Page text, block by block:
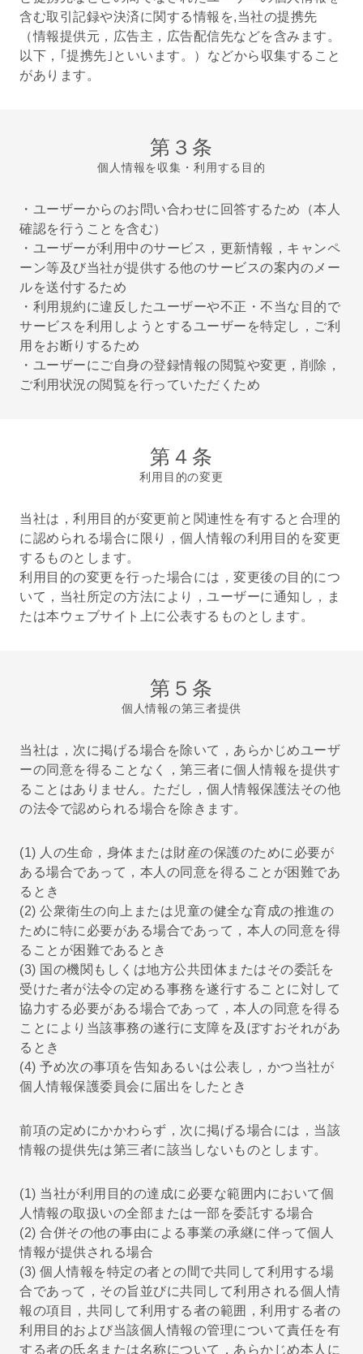
含む取引記録や決済に関する情報を,当社の提携先
（情報提供元，広告主，広告配信先などを含みます。
以下，｢提携先｣といいます。）などから収集すること
があります。
第３条
個人情報を収集・利用する目的
・ユーザーからのお問い合わせに回答するため（本人
確認を行うことを含む）
・ユーザーが利用中のサービス，更新情報，キャンペ
ーン等及び当社が提供する他のサービスの案内のメー
ルを送付するため
・利用規約に違反したユーザーや不正・不当な目的で
サービスを利用しようとするユーザーを特定し，ご利
用をお断りするため
・ユーザーにご自身の登録情報の閲覧や変更，削除，
ご利用状況の閲覧を行っていただくため
第４条
利用目的の変更
当社は，利用目的が変更前と関連性を有すると合理的
に認められる場合に限り，個人情報の利用目的を変更
するものとします。
利用目的の変更を行った場合には，変更後の目的につ
いて，当社所定の方法により，ユーザーに通知し，ま
たは本ウェブサイト上に公表するものとします。
第５条
個人情報の第三者提供
当社は，次に掲げる場合を除いて，あらかじめユーザ
ーの同意を得ることなく，第三者に個人情報を提供す
ることはありません。ただし，個人情報保護法その他
の法令で認められる場合を除きます。
(1) 人の生命，身体または財産の保護のために必要が
ある場合であって，本人の同意を得ることが困難であ
るとき
(2) 公衆衛生の向上または児童の健全な育成の推進の
ために特に必要がある場合であって，本人の同意を得
ることが困難であるとき
(3) 国の機関もしくは地方公共団体またはその委託を
受けた者が法令の定める事務を遂行することに対して
協力する必要がある場合であって，本人の同意を得る
ことにより当該事務の遂行に支障を及ぼすおそれがあ
るとき
(4) 予め次の事項を告知あるいは公表し，かつ当社が
個人情報保護委員会に届出をしたとき
前項の定めにかかわらず，次に掲げる場合には，当該
情報の提供先は第三者に該当しないものとします。
(1) 当社が利用目的の達成に必要な範囲内において個
人情報の取扱いの全部または一部を委託する場合
(2) 合併その他の事由による事業の承継に伴って個人
情報が提供される場合
(3) 個人情報を特定の者との間で共同して利用する場
合であって，その旨並びに共同して利用される個人情
報の項目，共同して利用する者の範囲，利用する者の
利用目的および当該個人情報の管理について責任を有
する者の氏名または名称について，あらかじめ本人に